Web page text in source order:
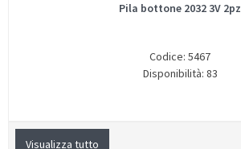
Pila bottone 2032 3V 2pz
Codice: 5467
Disponibilità: 83
Visualizza tutto